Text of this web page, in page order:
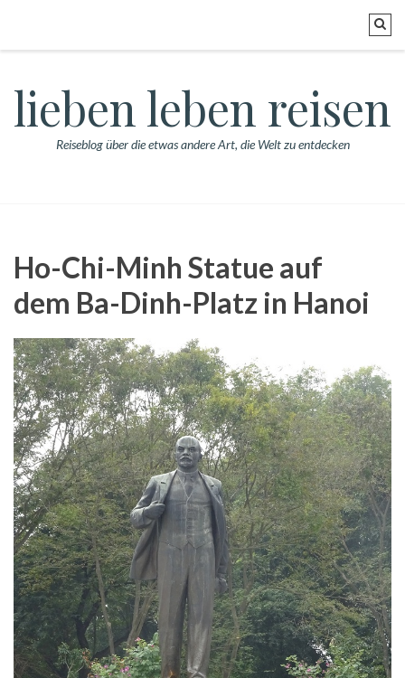
lieben leben reisen
Reiseblog über die etwas andere Art, die Welt zu entdecken
Ho-Chi-Minh Statue auf
dem Ba-Dinh-Platz in Hanoi